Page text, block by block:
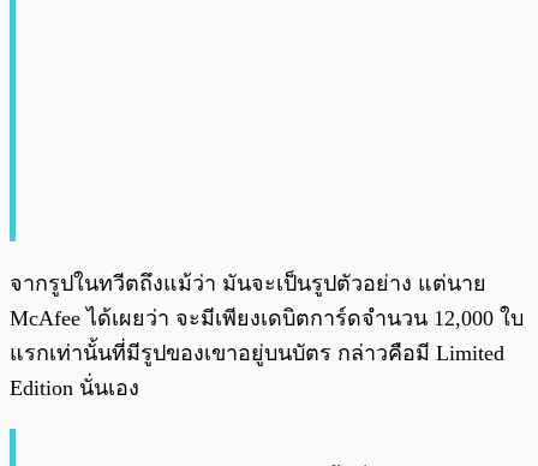
จากรูปในทวีตถึงแม้ว่า มันจะเป็นรูปตัวอย่าง แต่นาย
McAfee ได้เผยว่า จะมีเพียงเดบิตการ์ดจำนวน 12,000 ใบ
แรกเท่านั้นที่มีรูปของเขาอยู่บนบัตร กล่าวคือมี Limited
Edition นั่นเอง